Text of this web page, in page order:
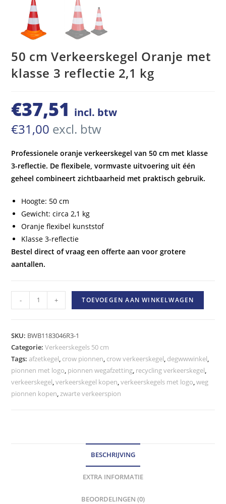
50 cm Verkeerskegel Oranje met
klasse 3 reflectie 2,1 kg
€37,51 incl. btw
€31,00 excl. btw
Professionele oranje verkeerskegel van 50 cm met klasse
3-reflectie. De flexibele, vormvaste uitvoering uit één
geheel combineert zichtbaarheid met praktisch gebruik.
Hoogte: 50 cm
Gewicht: circa 2,1 kg
Oranje flexibel kunststof
Klasse 3-reflectie
Bestel direct of vraag een offerte aan voor grotere
aantallen.
cm
Oranje
met
klasse
3
reflectie
2,1
- + TOEVOEGEN AAN WINKELWAGEN
SKU: BWB1183046R3-1
Categorie:Verkeerskegels 50 cm
Tags:afzetkegel, crow pionnen, crow verkeerskegel, degwwwinkel,
pionnen met logo, pionnen wegafzetting, recycling verkeerskegel,
verkeerskegel,verkeerskegel kopen,verkeerskegels met logo,weg
pionnen kopen,zwarte verkeerspion
BESCHRIJVING
EXTRA INFORMATIE
BEOORDELINGEN (0)